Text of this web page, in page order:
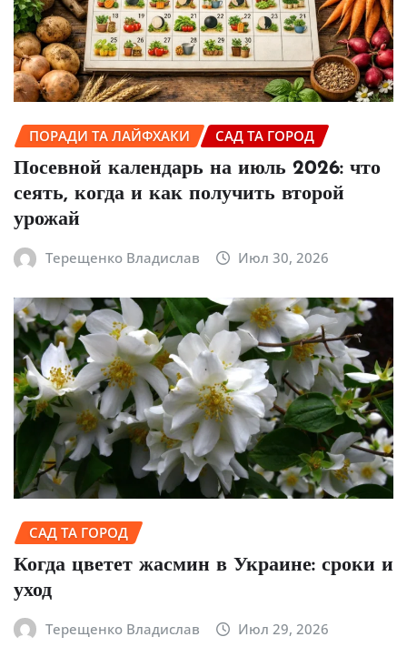
ПОРАДИ ТА ЛАЙФХАКИ САД ТА ГОРОД
Посевной календарь на июль 2026: что
сеять, когда и как получить второй
урожай
Терещенко Владислав Июл 30, 2026
САД ТА ГОРОД
Когда цветет жасмин в Украине: сроки и
уход
Терещенко Владислав Июл 29, 2026